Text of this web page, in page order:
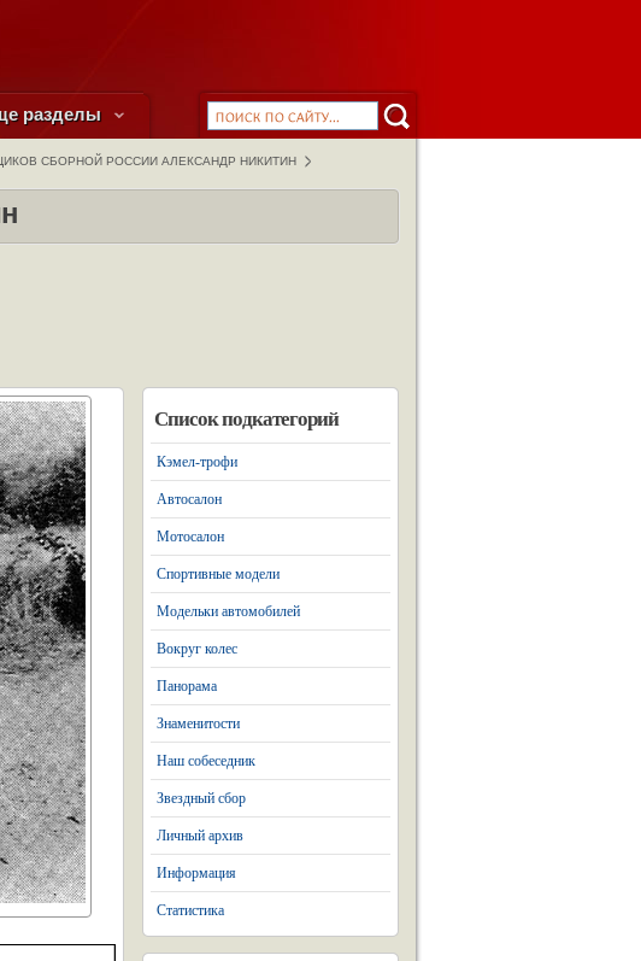
разделы
СБОРНОЙ РОССИИ АЛЕКСАНДР НИКИТИН
Список подкатегорий
Кэмел-трофи
Автосалон
Мотосалон
Спортивные модели
Модельки автомобилей
Вокруг колес
Панорама
Знаменитости
Наш собеседник
Звездный сбор
Личный архив
Информация
Статистика